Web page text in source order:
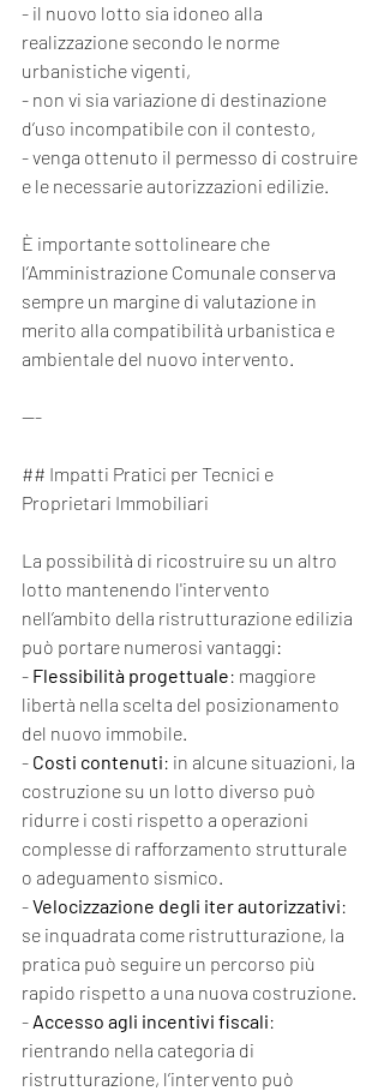
- il nuovo lotto sia idoneo alla
realizzazione secondo le norme
urbanistiche vigenti,
- non vi sia variazione di destinazione
d’uso incompatibile con il contesto,
- venga ottenuto il permesso di costruire
e le necessarie autorizzazioni edilizie.
È importante sottolineare che
l’Amministrazione Comunale conserva
sempre un margine di valutazione in
merito alla compatibilità urbanistica e
ambientale del nuovo intervento.
---
## Impatti Pratici per Tecnici e
Proprietari Immobiliari
La possibilità di ricostruire su un altro
lotto mantenendo l'intervento
nell’ambito della ristrutturazione edilizia
può portare numerosi vantaggi:
- Flessibilità progettuale: maggiore
libertà nella scelta del posizionamento
del nuovo immobile.
- Costi contenuti: in alcune situazioni, la
costruzione su un lotto diverso può
ridurre i costi rispetto a operazioni
complesse di rafforzamento strutturale
o adeguamento sismico.
- Velocizzazione degli iter autorizzativi:
se inquadrata come ristrutturazione, la
pratica può seguire un percorso più
rapido rispetto a una nuova costruzione.
- Accesso agli incentivi fiscali:
rientrando nella categoria di
ristrutturazione, l’intervento può